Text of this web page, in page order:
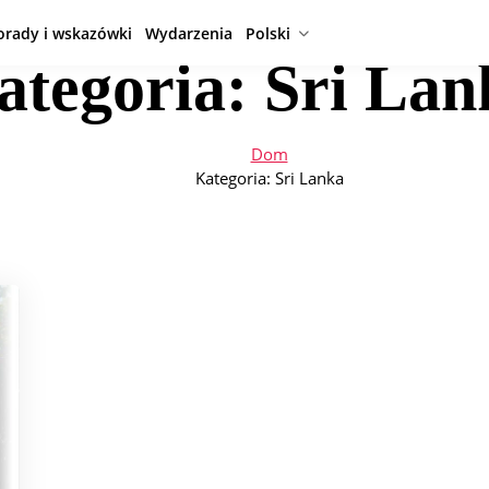
i wskazówki Wydarzenia Polski
Sri
Dom
Kategoria: Sri Lanka